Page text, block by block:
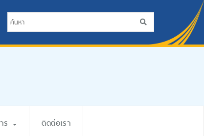
ร ติดต่อเรา